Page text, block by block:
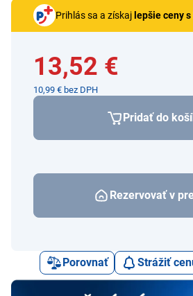
Prihlás sa a získaj lepšie ceny
13,52 €
10,99 € bez DPH
Pridať do
Rezervovať v
Porovnať Strážiť